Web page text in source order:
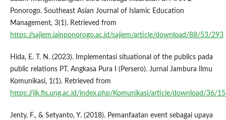
Ponorogo. Southeast Asian Journal of Islamic Education
Management, 3(1). Retrieved from
https://sajiem.iainponorogo.ac.id/sajiem/article/download/88/53/293
Hida, E. T. N. (2023). Implementasi situational of the publics pada
public relations PT. Angkasa Pura I (Persero). Jurnal Jambura Ilmu
Komunikasi, 1(1). Retrieved from
https://jik.fis.ung.ac.id/index.php/Komunikasi/article/download/36/
Jenty, F., & Setyanto, Y. (2018). Pemanfaatan event sebagai upaya